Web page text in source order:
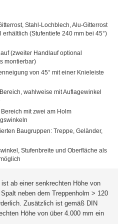
Stahl-Lochblech, Alu-Gitterrost
(Stufentiefe 240 mm bei 45°)
(zweiter Handlauf optional
montierbar)
von 45° mit einer Knieleiste
wahlweise mit Auflagewinkel
mit zwei am Holm
Baugruppen: Treppe, Geländer,
Stufenbreite und Oberfläche als
ab einer senkrechten Höhe von
neben dem Treppenholm > 120
Zusätzlich ist gemäß DIN
Höhe von über 4.000 mm ein